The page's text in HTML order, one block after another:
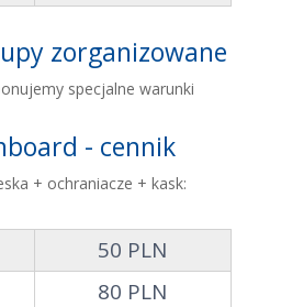
zorganizowane
specjalne warunki
- cennik
+ ochraniacze + kask:
50 PLN
80 PLN